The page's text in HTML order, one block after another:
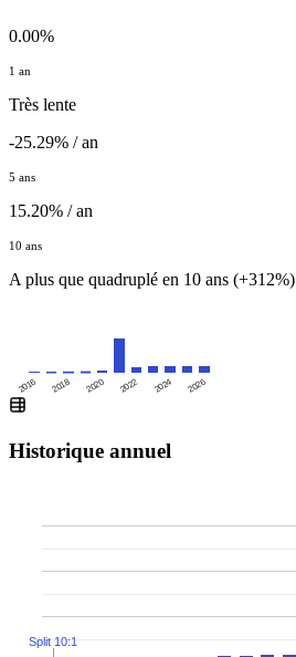
0.00%
1 an
Très lente
-25.29% / an
5 ans
15.20% / an
10 ans
A plus que quadruplé en 10 ans (+312%)
2016 2018 2020 2022 2024 2026
Historique annuel
Split 10:1